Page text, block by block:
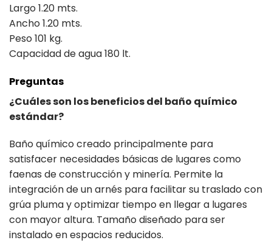
Largo 1.20 mts.
Ancho 1.20 mts.
Peso 101 kg.
Capacidad de agua 180 lt.
Preguntas
¿Cuáles son los beneficios del baño químico
estándar?
Baño químico creado principalmente para
satisfacer necesidades básicas de lugares como
faenas de construcción y minería. Permite la
integración de un arnés para facilitar su traslado con
grúa pluma y optimizar tiempo en llegar a lugares
con mayor altura. Tamaño diseñado para ser
instalado en espacios reducidos.